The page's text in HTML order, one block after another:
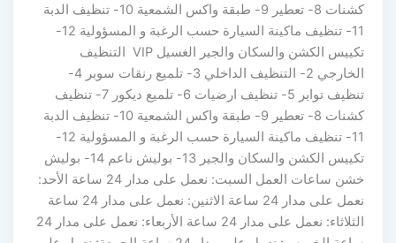
كشنات 8- تعطير 9- طبقة واكس الشمعية 10- تنظيف الدبة
11- تنظيف ماكينة السيارة حسب الرغبة و المسؤولية 12-
تكييس الكشن والسكان والجير الغسيل VIP التنظيف
الخارجي 2- التنظيف الداخلي 3- تلميع رنقات سوبر 4-
تنظيف تواير 5- تنظيف ارضيات 6- تلميع ديكور 7- تنظيف
كشنات 8- تعطير 9- طبقة واكس الشمعية 10- تنظيف الدبة
11- تنظيف ماكينة السيارة حسب الرغبة و المسؤولية 12-
تكييس الكشن والسكان والجير 13- بوليش ناعم 14- بوليش
خشن ساعات العمل السبت: نعمل على مدار 24 ساعة الأحد:
نعمل على مدار 24 ساعة الاثنين: نعمل على مدار 24 ساعة
الثلاثاء: نعمل على مدار 24 ساعة الأربعاء: نعمل على مدار 24